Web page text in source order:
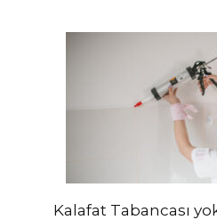
Kalafat Tabancası